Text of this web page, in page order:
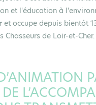
et l'éducation à
et occupe depuis bientôt
de Loir-et-